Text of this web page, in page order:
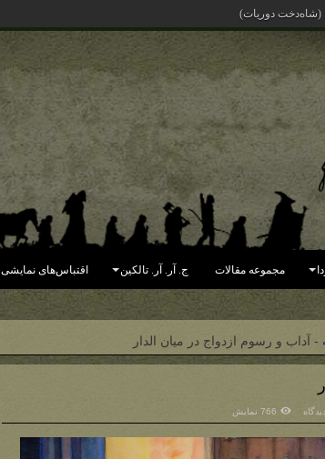
(جهان فاسد شده به دست ملکور)
مجموعه مقالات ج. آر. آر. تالکین اقتباس‌های نمایشی
- آداب و رسوم ازدواج در میان الدار
766 نمایش